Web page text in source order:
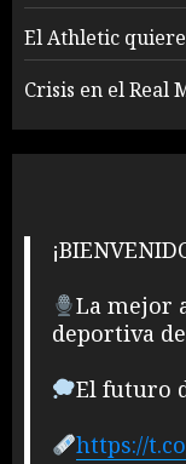
El Athletic
Crisis en el Real
La mejor
deportiva
El futuro
https://